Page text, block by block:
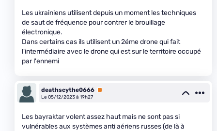
Les ukrainiens utilisent depuis un moment les techniques
de saut de fréquence pour contrer le brouillage
électronique.
Dans certains cas ils utilisent un 2éme drone qui fait
l'intermédiaire avec le drone qui est sur le territoire occupé
par l'ennemi
deathscythe0666 Premium
Le 05/12/2023 à 19h27
Les bayraktar volent assez haut mais ne sont pas si
vulnérables aux systèmes anti aériens russes (de là à